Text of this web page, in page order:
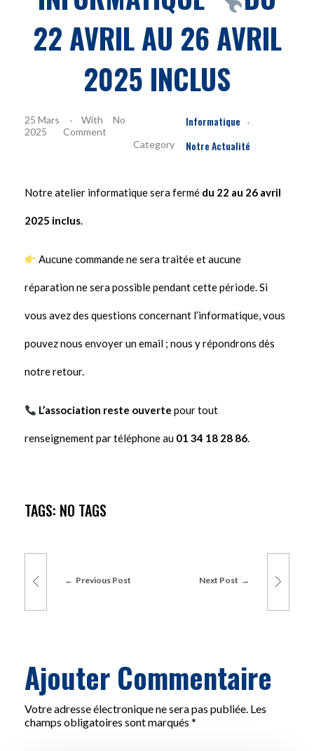
22 AVRIL AU 26 AVRIL
2025 INCLUS
25 Mars
2025
With
No
Comment
Informatique
Notre Actualité
Notre atelier informatique sera fermé du 22 au 26 avril
2025 inclus.
Aucune commande ne sera traitée et aucune
réparation ne sera possible pendant cette période. Si
vous avez des questions concernant l’informatique, vous
pouvez nous envoyer un email ; nous y répondrons dès
notre retour.
L’association reste ouverte pour tout
renseignement par téléphone au 01 34 18 28 86.
TAGS: NO TAGS
Previous Post Next Post
Ajouter Commentaire
Votre adresse électronique ne sera pas publiée. Les
champs obligatoires sont marqués *